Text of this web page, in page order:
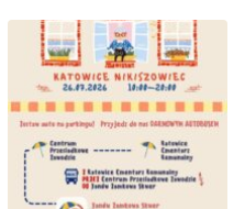
Podlesiu